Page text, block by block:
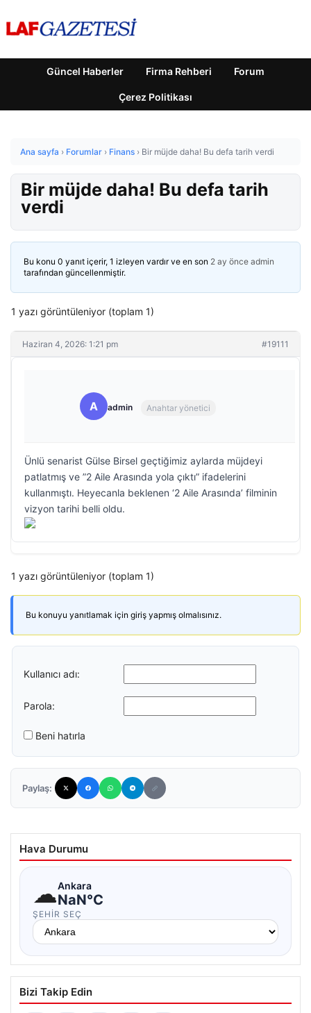
Güncel Haberler Firma Rehberi Forum
Çerez Politikası
Ana sayfa › Forumlar › Finans › Bir müjde daha! Bu defa tarih verdi
Bir müjde daha! Bu defa tarih
verdi
Bu konu 0 yanıt içerir, 1 izleyen vardır ve en son 2 ay önce admin
tarafından güncellenmiştir.
1 yazı görüntüleniyor (toplam 1)
Haziran 4, 2026: 1:21 pm #19111
A admin Anahtar yönetici
Ünlü senarist Gülse Birsel geçtiğimiz aylarda müjdeyi
patlatmış ve ”2 Aile Arasında yola çıktı” ifadelerini
kullanmıştı. Heyecanla beklenen ‘2 Aile Arasında’ filminin
vizyon tarihi belli oldu.
1 yazı görüntüleniyor (toplam 1)
Bu konuyu yanıtlamak için giriş yapmış olmalısınız.
Kullanıcı adı:
Parola:
Beni hatırla
Paylaş:
Hava Durumu
☁Ankara
NaN°C
ŞEHIR SEÇ
Bizi Takip Edin